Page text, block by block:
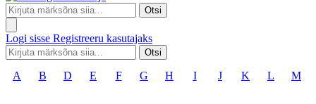
Otsi
Logi sisse Registreeru kasutajaks
Otsi
A B D E F G H I J K L M